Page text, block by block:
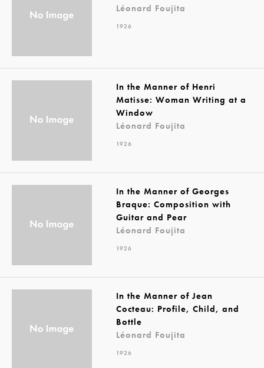
Léonard Foujita
1926
In the Manner of Henri
Matisse: Woman Writing at a
Window
Léonard Foujita
1926
In the Manner of Georges
Braque: Composition with
Guitar and Pear
Léonard Foujita
1926
In the Manner of Jean
Cocteau: Profile, Child, and
Bottle
Léonard Foujita
1926